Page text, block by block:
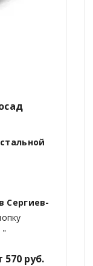
стальной
Сергиев-
"
руб.